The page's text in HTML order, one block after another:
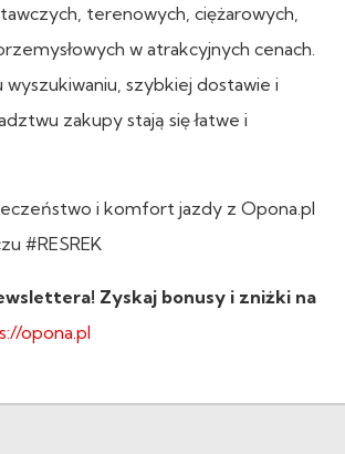
terenowych, ciężarowych,
w atrakcyjnych cenach.
szybkiej dostawie i
zakupy stają się łatwe i
i komfort jazdy z Opona.pl
#RESREK
Zyskaj bonusy i zniżki na
opona.pl